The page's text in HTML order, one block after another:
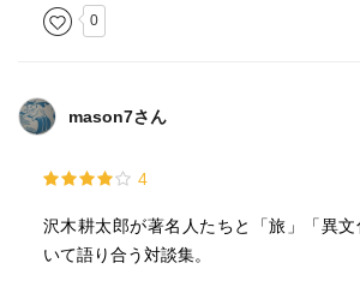
0
mason7さん
4
沢木耕太郎が著名人たちと「旅」「異
いて語り合う対談集。